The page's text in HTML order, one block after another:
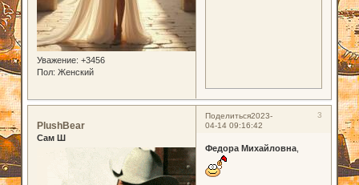
Уважение: +3456
Пол: Женский
Поделиться 3
2023-
04-14 09:16:42
PlushBear
Сам Ш
Федора Михайловна,